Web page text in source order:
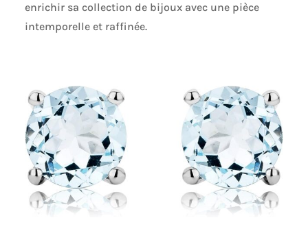
enrichir sa collection de bijoux avec une pièce
intemporelle et raffinée.